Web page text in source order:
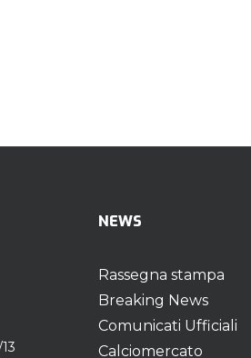
NEWS
Rassegna stampa
Breaking News
Comunicati Ufficiali
Calciomercato